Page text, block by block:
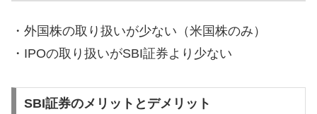
・外国株の取り扱いが少ない（米国株のみ）
・IPOの取り扱いがSBI証券より少ない
SBI証券のメリットとデメリット